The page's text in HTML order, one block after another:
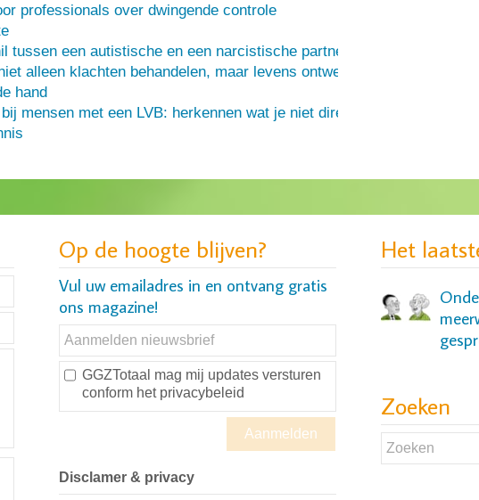
professionals over dwingende controle
tussen een autistische en een narcistische partner
alleen klachten behandelen, maar levens ontwerpen
hand
mensen met een LVB: herkennen wat je niet direct ziet
Op de hoogte blijven?
Vul uw emailadres in en ontvang gratis
ons magazine!
GGZTotaal mag mij updates versturen
conform het privacybeleid
Disclamer & privacy
Het
Zoeken